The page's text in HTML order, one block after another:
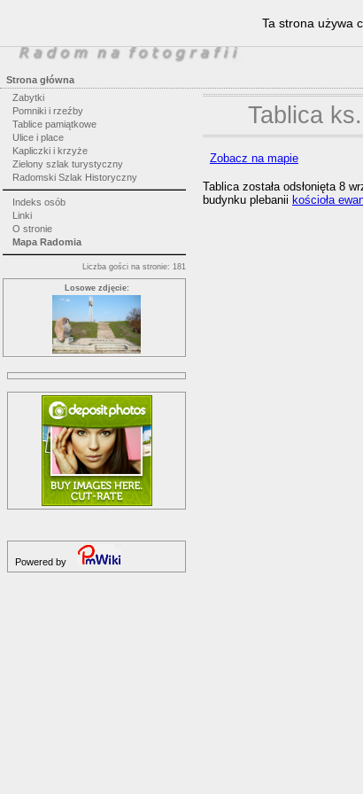
Strona główna
Zabytki
Pomniki i rzeźby
Tablice pamiątkowe
Ulice i place
Kapliczki i krzyże
Zielony szlak turystyczny
Radomski Szlak Historyczny
Indeks osób
Linki
O stronie
Mapa Radomia
Liczba gości na stronie: 181
Losowe zdjęcie:
Powered by
Tablica
Zobacz na mapie
Tablica została odsłonięta 8
budynku plebanii kościoła
Ta strona używa